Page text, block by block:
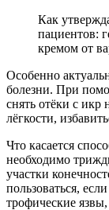
Как
пациентов:
кремом от
Особенно
болезни. При
снять отёки с икр
лёгкости,
Что касается
необходимо
участки
пользоваться,
трофические